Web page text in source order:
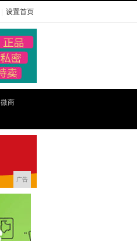
设置首页
微商
广告